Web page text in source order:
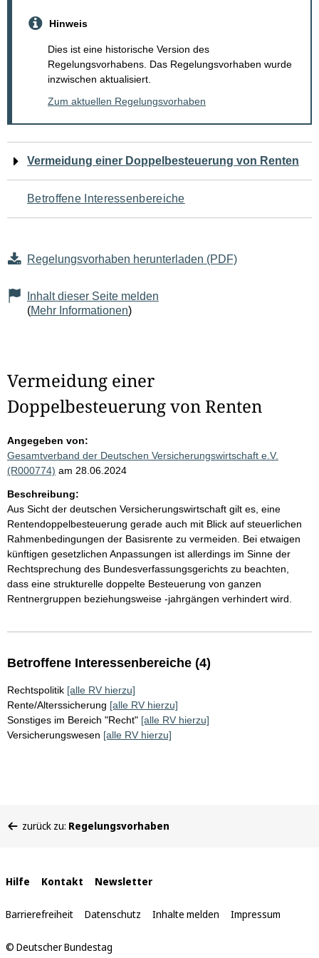
Hinweis
Dies ist eine historische Version des
Regelungsvorhabens. Das Regelungsvorhaben wurde
inzwischen aktualisiert.
Zum aktuellen Regelungsvorhaben
Navigation
für
den
Seiteninhalt
Vermeidung einer Doppelbesteuerung von Renten
Betroffene Interessenbereiche
Regelungsvorhaben herunterladen (PDF)
Inhalt dieser Seite melden
(Mehr Informationen)
Vermeidung einer
Doppelbesteuerung von Renten
Angegeben von:
Gesamtverband der Deutschen Versicherungswirtschaft e.V.
(R000774) am 28.06.2024
Beschreibung:
Aus Sicht der deutschen Versicherungswirtschaft gilt es, eine
Rentendoppelbesteuerung gerade auch mit Blick auf steuerlichen
Rahmenbedingungen der Basisrente zu vermeiden. Bei etwaigen
künftigen gesetzlichen Anpassungen ist allerdings im Sinne der
Rechtsprechung des Bundesverfassungsgerichts zu beachten,
dass eine strukturelle doppelte Besteuerung von ganzen
Rentnergruppen beziehungsweise -jahrgängen verhindert wird.
Betroffene Interessenbereiche (4)
Rechtspolitik [alle RV hierzu]
Rente/Alterssicherung [alle RV hierzu]
Sonstiges im Bereich "Recht" [alle RV hierzu]
Versicherungswesen [alle RV hierzu]
befinden
zurück zu: Regelungsvorhaben
Interne
Links
Hilfe Kontakt Newsletter
Barrierefreiheit Datenschutz Inhalte melden Impressum
© Deutscher Bundestag